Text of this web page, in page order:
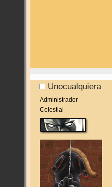
Unocualquiera
Administrador
Celestial